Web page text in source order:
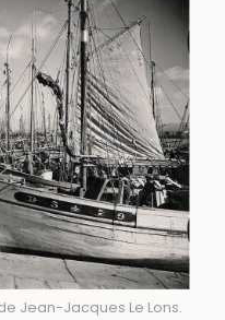
Jean-Jacques Le Lons.